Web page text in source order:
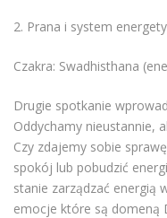
2. Prana i system
Czakra: Swadhisthana
Drugie spotkanie
Oddychamy nieustannie,
Czy zdajemy sobie
spokój lub pobudzić
stanie zarządzać energią
emocje które są domeną